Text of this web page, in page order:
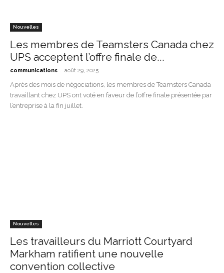
Nouvelles
Les membres de Teamsters Canada chez
UPS acceptent l’offre finale de...
communications - août 29, 2025
Après des mois de négociations, les membres de Teamsters Canada
travaillant chez UPS ont voté en faveur de l’offre finale présentée par
l’entreprise à la fin juillet.
Nouvelles
Les travailleurs du Marriott Courtyard
Markham ratifient une nouvelle
convention collective